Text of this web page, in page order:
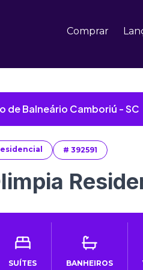
Comprar
Balneário Camboriú - SC
# 392591
SUÍTES BANHEIROS